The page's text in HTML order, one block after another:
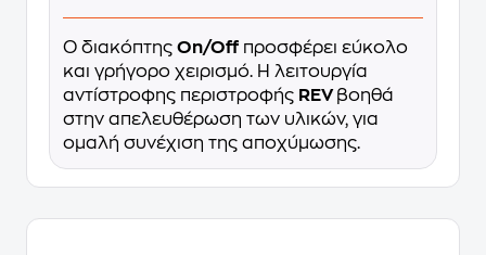
Ο διακόπτης On/Off προσφέρει εύκολο
και γρήγορο χειρισμό. Η λειτουργία
αντίστροφης περιστροφής REVβοηθά
στην απελευθέρωση των υλικών, για
ομαλή συνέχιση της αποχύμωσης.